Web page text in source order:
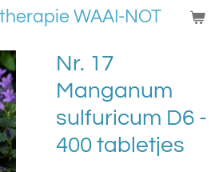
WAAI-NOT
Nr. 17
Manganum
sulfuricum D6 -
400 tabletjes